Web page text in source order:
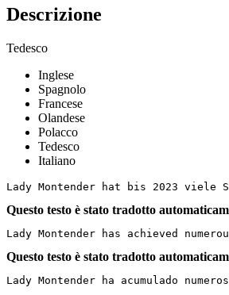
Descrizione
Tedesco
Inglese
Spagnolo
Francese
Olandese
Polacco
Tedesco
Italiano
Lady Montender hat bis 2023
Questo testo è stato tradotto
Lady Montender has achieved
Questo testo è stato tradotto
Lady Montender ha acumulado